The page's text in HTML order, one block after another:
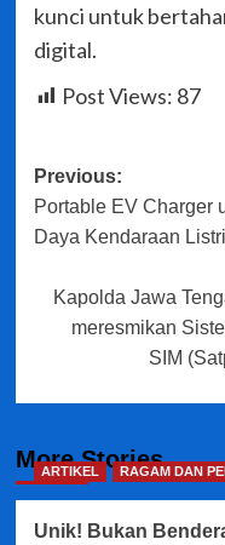
kunci untuk
digital.
Post Views: 87
Post
navigation
Previous:
Portable EV Charger
Daya Kendaraan
Kapolda Jawa
meresmikan
SIM
More Stories
ARTIKEL RAGAM DAN
Unik! Bukan